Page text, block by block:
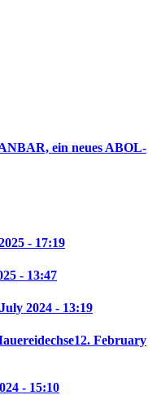
ein neues ABOL-
- 17:19
- 13:47
2024 - 13:19
12. February
- 15:10